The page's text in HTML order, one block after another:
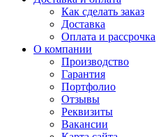
Как сделать заказ
Доставка
Оплата и рассрочка
О компании
Производство
Гарантия
Портфолио
Отзывы
Реквизиты
Вакансии